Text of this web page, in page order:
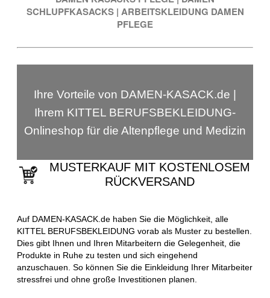
SCHLUPFKASACKS | ARBEITSKLEIDUNG DAMEN
PFLEGE
Ihre Vorteile von DAMEN-KASACK.de |
Ihrem KITTEL BERUFSBEKLEIDUNG-
Onlineshop für die Altenpflege und Medizin
MUSTERKAUF MIT KOSTENLOSEM
RÜCKVERSAND
Auf DAMEN-KASACK.de haben Sie die Möglichkeit, alle
KITTEL BERUFSBEKLEIDUNG vorab als Muster zu bestellen.
Dies gibt Ihnen und Ihren Mitarbeitern die Gelegenheit, die
Produkte in Ruhe zu testen und sich eingehend
anzuschauen. So können Sie die Einkleidung Ihrer Mitarbeiter
stressfrei und ohne große Investitionen planen.